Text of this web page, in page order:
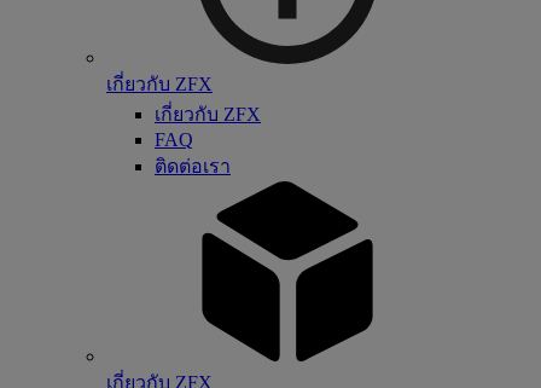
เกี่ยวกับ ZFX
เกี่ยวกับ ZFX
FAQ
ติดต่อเรา
เกี่ยวกับ ZFX